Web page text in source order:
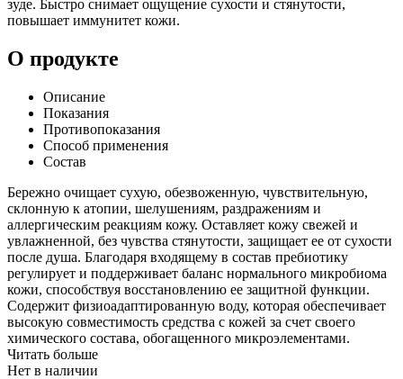
зуде. Быстро снимает ощущение сухости и стянутости,
повышает иммунитет кожи.
О продукте
Описание
Показания
Противопоказания
Способ применения
Состав
Бережно очищает сухую, обезвоженную, чувствительную,
склонную к атопии, шелушениям, раздражениям и
аллергическим реакциям кожу. Оставляет кожу свежей и
увлажненной, без чувства стянутости, защищает ее от сухости
после душа. Благодаря входящему в состав пребиотику
регулирует и поддерживает баланс нормального микробиома
кожи, способствуя восстановлению ее защитной функции.
Содержит физиоадаптированную воду, которая обеспечивает
высокую совместимость средства с кожей за счет своего
химического состава, обогащенного микроэлементами.
Читать больше
Нет в наличии